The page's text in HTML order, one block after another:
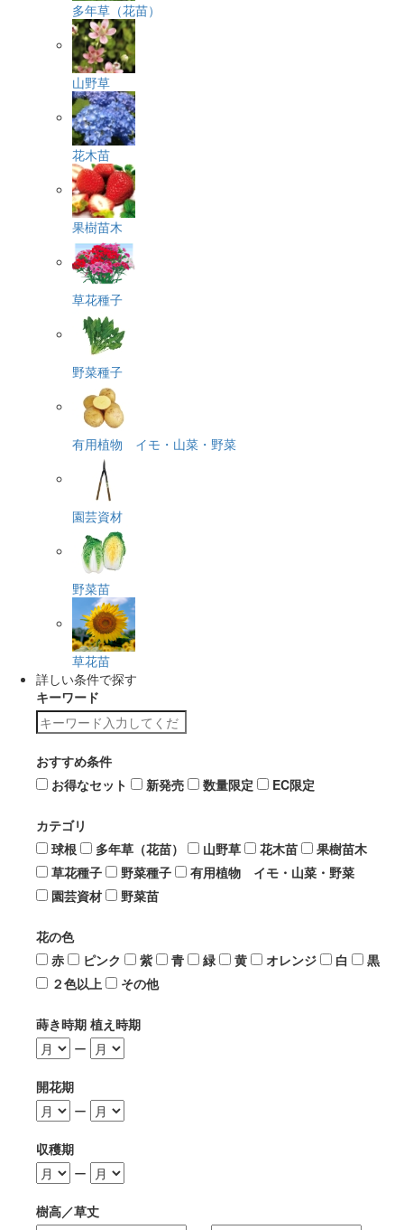
多年草（花苗）
山野草
花木苗
果樹苗木
草花種子
野菜種子
有用植物 イモ・山菜・野菜
園芸資材
野菜苗
草花苗
詳しい条件で探す
キーワード
おすすめ条件
お得なセット
新発売 数量限定 EC限定
カテゴリ
球根
多年草（花苗） 山野草 花木苗
果樹苗木
草花種子
野菜種子
有用植物 イモ・山菜・野菜
園芸資材
野菜苗
花の色
赤
ピンク 紫 青 緑 黄 オレンジ 白
黒
２色以上
その他
蒔き時期 植え時期
ー
開花期
ー
収穫期
ー
樹高／草丈